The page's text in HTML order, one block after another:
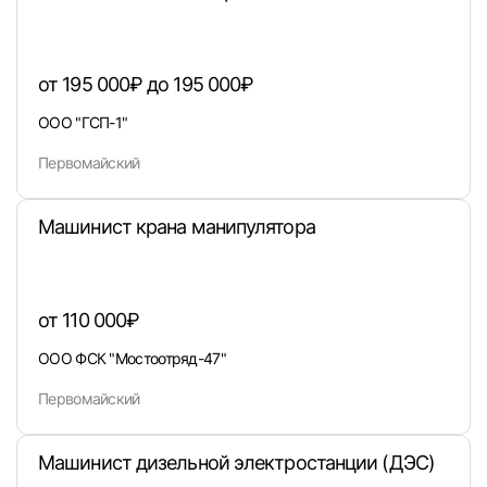
Войти с VK ID
Вход по коду
от 195 000₽ до 195 000₽
ООО "ГСП-1"
Первомайский
Машинист крана манипулятора
от 110 000₽
ООО ФСК "Мостоотряд-47"
Первомайский
Машинист дизельной электростанции (ДЭС)